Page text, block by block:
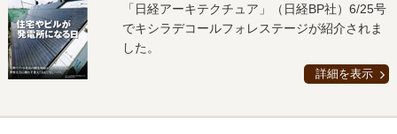
「日経アーキテクチュア」（日経BP社）6/25号
でキシラデコールフォレステージが紹介されま
した。
詳細を表示